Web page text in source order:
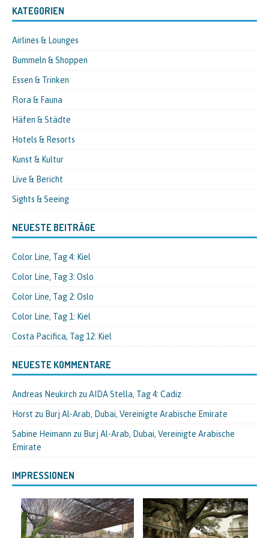
KATEGORIEN
Airlines & Lounges
Bummeln & Shoppen
Essen & Trinken
Flora & Fauna
Häfen & Städte
Hotels & Resorts
Kunst & Kultur
Live & Bericht
Sights & Seeing
NEUESTE BEITRÄGE
Color Line, Tag 4: Kiel
Color Line, Tag 3: Oslo
Color Line, Tag 2: Oslo
Color Line, Tag 1: Kiel
Costa Pacifica, Tag 12: Kiel
NEUESTE KOMMENTARE
Andreas Neukirch zuAIDA Stella, Tag 4: Cadiz
Horst zu Burj Al-Arab, Dubai, Vereinigte Arabische Emirate
Sabine Heimann zu Burj Al-Arab, Dubai, Vereinigte Arabische
Emirate
IMPRESSIONEN